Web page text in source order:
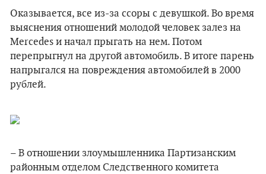
Оказывается, все из-за ссоры с девушкой. Во время
выяснения отношений молодой человек залез на
Merсedes и начал прыгать на нем. Потом
перепрыгнул на другой автомобиль. В итоге парень
напрыгался на повреждения автомобилей в 2000
рублей.
– В отношении злоумышленника Партизанским
районным отделом Следственного комитета